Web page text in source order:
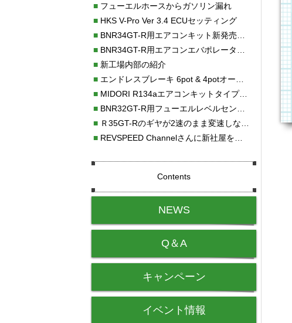
■フューエルホースからガソリン漏れ
■HKS V-Pro Ver 3.4 ECUセッティング
■BNR34GT-R用エアコンキット新発売！！
■BNR34GT-R用エアコンエバポレーターを新発売！！
■新工場内部の紹介
■エンドレスブレーキ 6pot & 4potオーバーホール
■MIDORI R134aエアコンキットタイプⅡ取り付け
■BNR32GT-R用フューエルレベルセンサー新発売！！
■Ｒ35GT-Rのギヤが2速のまま変速しない！！
■REVSPEED Channelさんに新社屋を紹介していただきました!!
Contents
NEWS
Q＆A
キャンペーン
イベント情報